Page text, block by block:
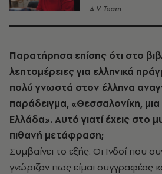
A.V. Team
Παρατήρησα επίσης ότι στο
λεπτομέρειες για ελληνικά
πολύ γνωστά στον έλληνα
παράδειγμα, «Θεσσαλονίκη,
Ελλάδα». Αυτό γιατί έχεις στο
πιθανή μετάφραση;
Συμβαίνει το εξής. Οι Ινδοί που
γνώριζαν πως είμαι συγγραφέας